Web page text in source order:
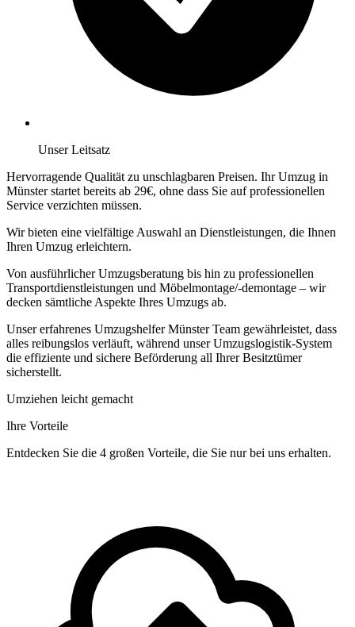
Unser Leitsatz
Hervorragende Qualität zu unschlagbaren Preisen. Ihr Umzug in
Münster startet bereits ab 29€, ohne dass Sie auf professionellen
Service verzichten müssen.
Wir bieten eine vielfältige Auswahl an Dienstleistungen, die Ihnen
Ihren Umzug erleichtern.
Von ausführlicher Umzugsberatung bis hin zu professionellen
Transportdienstleistungen und Möbelmontage/-demontage – wir
decken sämtliche Aspekte Ihres Umzugs ab.
Unser erfahrenes Umzugshelfer Münster Team gewährleistet, dass
alles reibungslos verläuft, während unser Umzugslogistik-System
die effiziente und sichere Beförderung all Ihrer Besitztümer
sicherstellt.
Umziehen leicht gemacht
Ihre Vorteile
Entdecken Sie die 4 großen Vorteile, die Sie nur bei uns erhalten.